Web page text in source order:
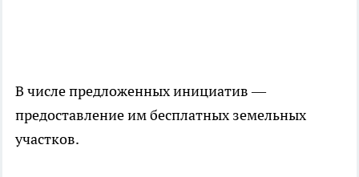
В числе предложенных инициатив —
предоставление им бесплатных земельных
участков.